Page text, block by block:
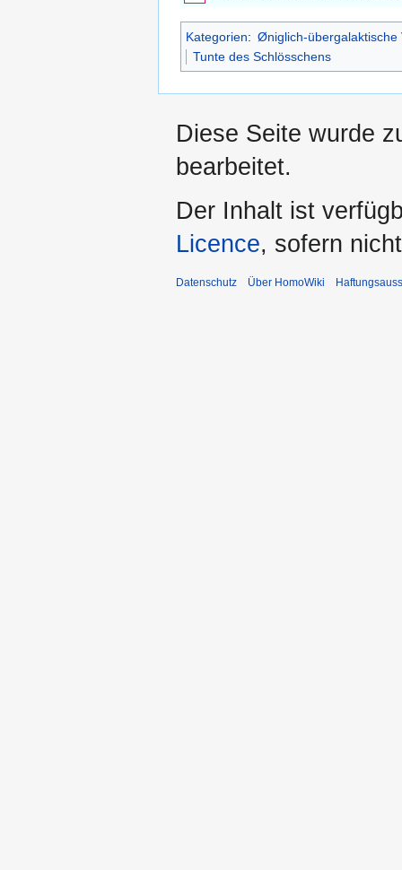
Kategorien: Øniglich-übergalaktische
Tunte des Schlösschens
Diese Seite wurde
bearbeitet.
Der Inhalt ist
Licence, sofern
Datenschutz Über HomoWiki